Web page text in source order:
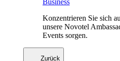
Business
Konzentrieren Sie sich
unsere Novotel
Events sorgen.
Zurück